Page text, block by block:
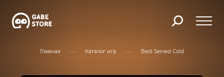
Главная Каталог игр Best Served Cold